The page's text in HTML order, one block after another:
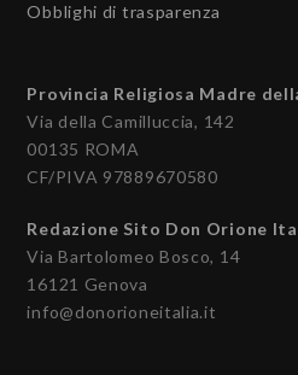
Obblighi di trasparenza
Provincia Religiosa Madre
Via della Camilluccia, 142
00135 ROMA
CF/PIVA 97889670580
Redazione Sito Don Orione
Via Bartolomeo Bosco, 14
16121 Genova
info@donorioneitalia.it